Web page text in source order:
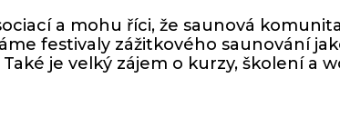
a mohu říci, že saunová
festivaly zážitkového saunování
je velký zájem o kurzy, školení a